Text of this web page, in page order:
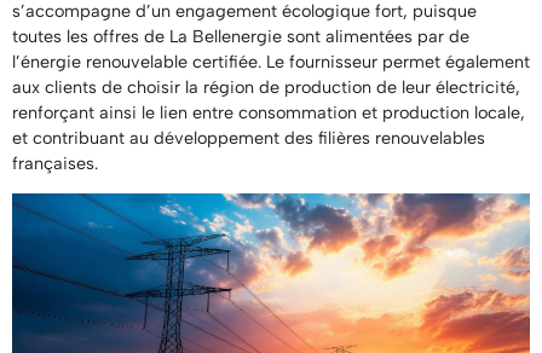
s’accompagne d’un engagement écologique fort, puisque
toutes les offres de La Bellenergie sont alimentées par de
l’énergie renouvelable certifiée. Le fournisseur permet également
aux clients de choisir la région de production de leur électricité,
renforçant ainsi le lien entre consommation et production locale,
et contribuant au développement des filières renouvelables
françaises.